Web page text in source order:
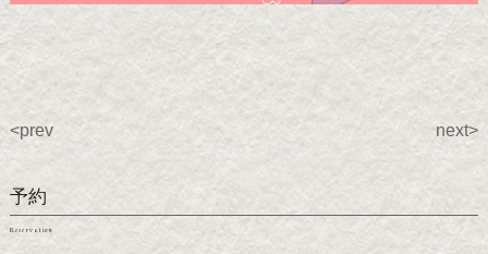
<prev next>
予約
Reservation